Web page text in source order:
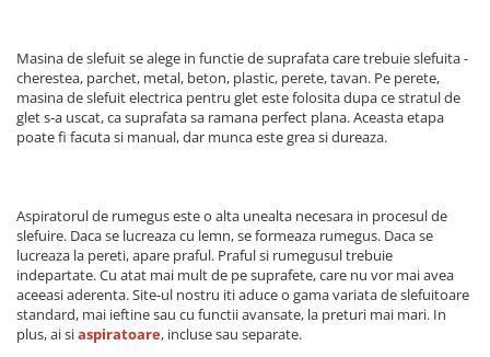
Furtune cauciucate
Accesorii pentru furtune
Hidrofoare
Masini de tuns iarba
Motocoase: Motocositoare pe
benzina si electrice
Motopompe
Motocultoare
Motoburghie si Accesorii
Bormasini de gaurit cu percutie si
rotopercutoare
Betoniere
Compresoare
Carucioare pentru transportat-
Lize
Chei pentru conducte
Ciocane rotopercutoare si
demolatoare
Congelatoare
Frigidere
Lazi frigorifice
Racitoare de vin
Vitrine frigorifice
Aspiratoare uscat, umed si cenusa
Butelie camping
Blendere mixere
Butelie camping
Echipamente frigorifice
Vitrine frigorifice
Echipamente procesare
Echipamente si accesorii bar
Grill-uri si lampi de incalzire
Masini de spalat vase si igiena
Chiuvete, robinete si filtre
Mobilier de inox
Masina de slefuit se alege in functie de suprafata care trebuie slefuita -
cherestea, parchet, metal, beton, plastic, perete, tavan. Pe perete,
masina de slefuit electrica pentru glet este folosita dupa ce stratul de
glet s-a uscat, ca suprafata sa ramana perfect plana. Aceasta etapa
poate fi facuta si manual, dar munca este grea si dureaza.
Aspiratorul de rumegus este o alta unealta necesara in procesul de
slefuire. Daca se lucreaza cu lemn, se formeaza rumegus. Daca se
lucreaza la pereti, apare praful. Praful si rumegusul trebuie
indepartate. Cu atat mai mult de pe suprafete, care nu vor mai avea
aceeasi aderenta. Site-ul nostru iti aduce o gama variata de slefuitoare
standard, mai ieftine sau cu functii avansate, la preturi mai mari. In
plus, ai siaspiratoare, incluse sau separate.